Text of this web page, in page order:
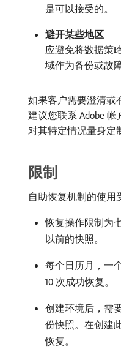
是可以接受的。
避开某些地区
应避免将数据策
域作为备份或故
如果客户需要澄清或
建议您联系 Adobe
对其特定情况量身定
限制
自助恢复机制的使用
恢复操作限制为
以前的快照。
每个日历月，一
10 次成功恢复。
创建环境后，需
份快照。在创建
恢复。